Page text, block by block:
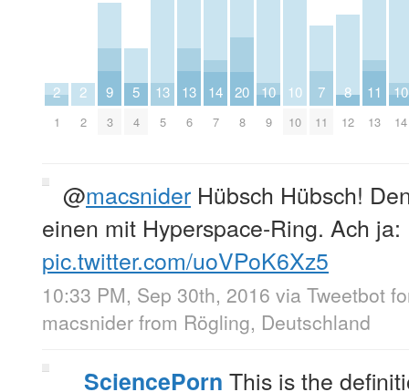
2
1
2
2
9
3
5
4
13
5
13
6
14
7
20
8
10
9
10
10
7
11
8
12
11
13
10
14
@macsnider Hübsch Hübsch!
einen mit Hyperspace-Ring. Ach
pic.twitter.com/uoVPoK6Xz5
10:33 PM, Sep 30th, 2016 via Tweetbot
macsnider from Rögling, Deutschland
SciencePorn This is the